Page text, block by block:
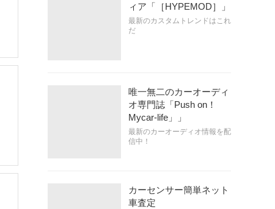
ィア「［HYPEMOD］」
最新のカスタムトレンドはこれ
だ
唯一無二のカーオーディ
オ専門誌「Push on！
Mycar-life」」
最新のカーオーディオ情報を配
信中！
カーセンサー簡単ネット
車査定